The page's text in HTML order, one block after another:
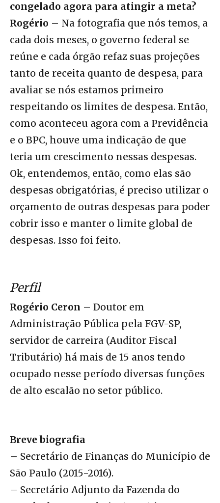
congelado agora para atingir a meta?
Rogério – Na fotografia que nós temos, a
cada dois meses, o governo federal se
reúne e cada órgão refaz suas projeções
tanto de receita quanto de despesa, para
avaliar se nós estamos primeiro
respeitando os limites de despesa. Então,
como aconteceu agora com a Previdência
e o BPC, houve uma indicação de que
teria um crescimento nessas despesas.
Ok, entendemos, então, como elas são
despesas obrigatórias, é preciso utilizar o
orçamento de outras despesas para poder
cobrir isso e manter o limite global de
despesas. Isso foi feito.
Perfil
Rogério Ceron – Doutor em
Administração Pública pela FGV-SP,
servidor de carreira (Auditor Fiscal
Tributário) há mais de 15 anos tendo
ocupado nesse período diversas funções
de alto escalão no setor público.
Breve biografia
– Secretário de Finanças do Município de
São Paulo (2015-2016).
– Secretário Adjunto da Fazenda do